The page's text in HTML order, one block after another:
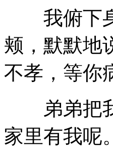
我俯下身
颊，默默地
不孝，等你
弟弟把我
家里有我呢